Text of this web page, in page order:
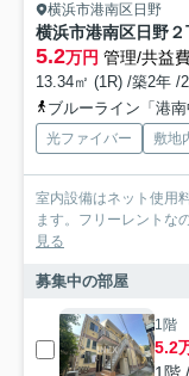
横浜市港南区日野
横浜市港南区日野
5.2万円 管理/共益
13.34㎡ (1R) /築2年 /
ブルーライン「港
光ファイバー 敷地
室内設備はネット使用
ます。フリーレントな
見る
募集中の部屋
1階
5.2